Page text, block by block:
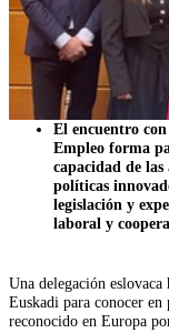
El encuentro
Empleo forma
capacidad de
políticas
legislación y
laboral y
Una delegación
Euskadi para conocer
reconocido en Europa